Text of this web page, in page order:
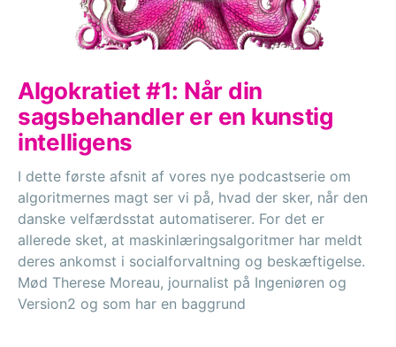
Algokratiet #1: Når din
sagsbehandler er en kunstig
intelligens
I dette første afsnit af vores nye podcastserie om
algoritmernes magt ser vi på, hvad der sker, når den
danske velfærdsstat automatiserer. For det er
allerede sket, at maskinlæringsalgoritmer har meldt
deres ankomst i socialforvaltning og beskæftigelse.
Mød Therese Moreau, journalist på Ingeniøren og
Version2 og som har en baggrund